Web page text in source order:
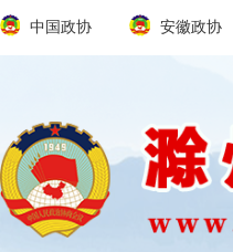
中国政协 安徽政协